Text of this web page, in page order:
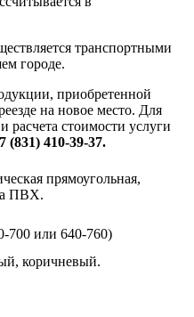
транспортными
городе.
приобретенной
на новое место. Для
стоимости услуги
7 (831) 410-39-37.
прямоугольная,
ПВХ.
700 или 640-760)
коричневый.